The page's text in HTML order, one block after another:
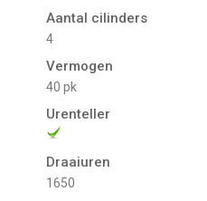
Aantal cilinders
4
Vermogen
40 pk
Urenteller
Draaiuren
1650